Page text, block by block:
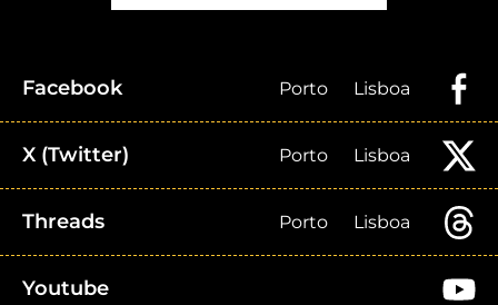
Facebook Porto Lisboa
X (Twitter) Porto Lisboa
Threads Porto Lisboa
Youtube